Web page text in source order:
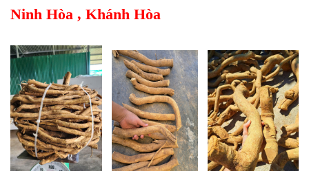
Ninh Hòa , Khánh Hòa